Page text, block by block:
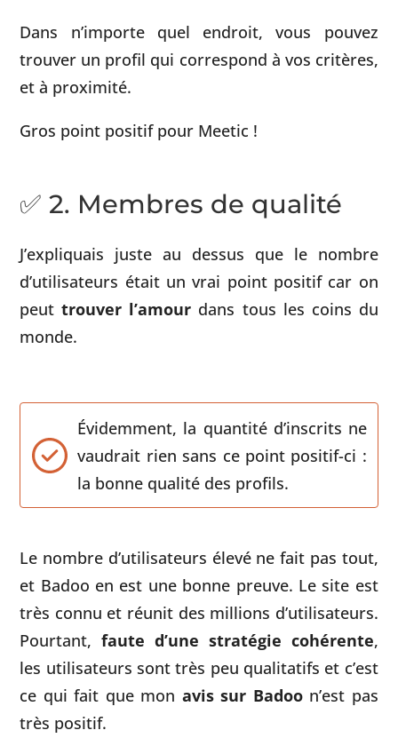
Dans n’importe quel endroit, vous pouvez
trouver un profil qui correspond à vos critères,
et à proximité.
Gros point positif pour Meetic !
✅ 2. Membres de qualité
J’expliquais juste au dessus que le nombre
d’utilisateurs était un vrai point positif car on
peuttrouver l’amour dans tous les coins du
monde.
Évidemment, la quantité d’inscrits ne
vaudrait rien sans ce point positif-ci :
la bonne qualité des profils.
Le nombre d’utilisateurs élevé ne fait pas tout,
et Badoo en est une bonne preuve. Le site est
très connu et réunit des millions d’utilisateurs.
Pourtant,faute d’une stratégie cohérente,
les utilisateurs sont très peu qualitatifs et c’est
ce qui fait que mon avis sur Badoon’est pas
très positif.